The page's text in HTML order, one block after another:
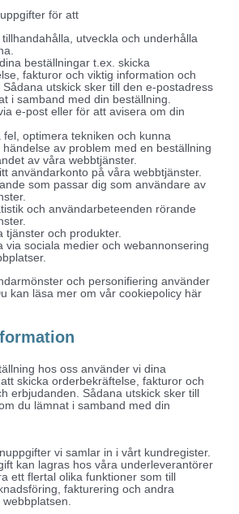
för att
utveckla och underhålla
beställningar t.ex. skicka
fakturor och viktig information och
utskick sker till den e-postadress
i samband med din beställning.
e-post eller för att avisera om din
fel, optimera tekniken och kunna
händelse av problem med en beställning
av våra webbtjänster.
användarkonto på våra webbtjänster.
som passar dig som användare av
och användarbeteenden rörande
tjänster och produkter.
via sociala medier och webannonsering
och personifiering använder
kan läsa mer om vår cookiepolicy här
hos oss använder vi dina
skicka orderbekräftelse, fakturor och
erbjudanden. Sådana utskick sker till
du lämnat i samband med din
vi samlar in i vårt kundregister.
kan lagras hos våra underleverantörer
ett flertal olika funktioner som till
fakturering och andra